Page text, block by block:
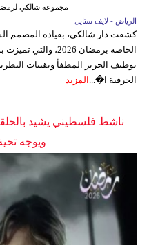
مجموعة شالكي لرمضان 2026 - الصورة من
الرياض - لايف ستايل
كشفت دار شالكي، بقيادة المصمم
الخاصة برمضان
توظيف الحرير المطفأ وتقنيات
الحرفية ا�... المزيد
ناشط فلسطيني يشيد
ويوجه